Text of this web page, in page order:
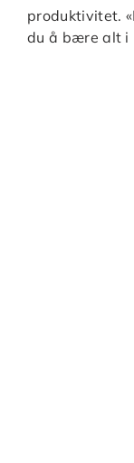
produktivitet.
du å bære alt i